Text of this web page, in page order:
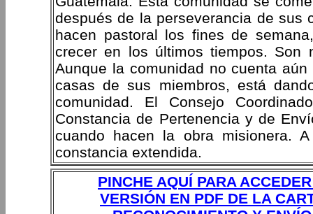
después de la perseverancia de sus
hacen pastoral los fines de
crecer en los últimos tiempos. Son
Aunque la comunidad no cuenta
casas de sus miembros, está
comunidad. El Consejo
Constancia de Pertenencia y de
cuando hacen la obra misionera.
constancia extendida.
PINCHE AQUÍ PARA
VERSIÓN EN PDF DE LA